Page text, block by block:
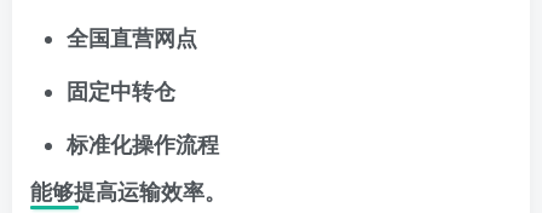
全国直营网点
固定中转仓
标准化操作流程
能够提高运输效率。